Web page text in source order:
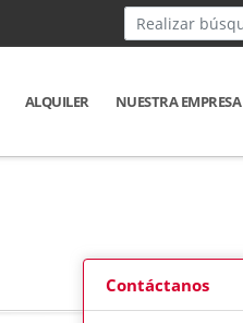
ALQUILER NUESTRA EMPRESA
Contáctanos